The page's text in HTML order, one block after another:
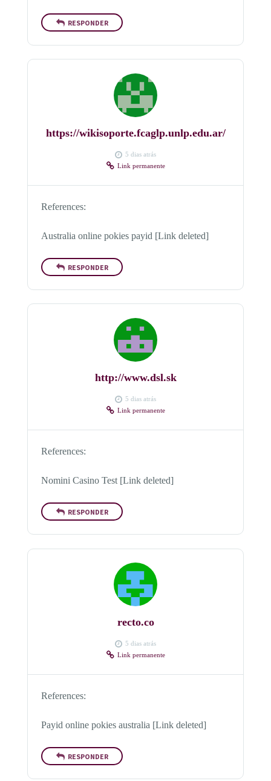
RESPONDER
https://wikisoporte.fcaglp.unlp.edu.ar/
5 dias atrás
Link permanente
References:
Australia online pokies payid [Link deleted]
RESPONDER
http://www.dsl.sk
5 dias atrás
Link permanente
References:
Nomini Casino Test [Link deleted]
RESPONDER
recto.co
5 dias atrás
Link permanente
References:
Payid online pokies australia [Link deleted]
RESPONDER